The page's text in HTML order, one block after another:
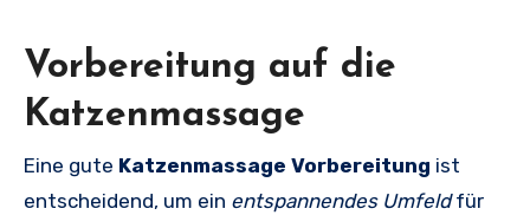
Vorbereitung auf die
Katzenmassage
Eine gute Katzenmassage Vorbereitung ist
entscheidend, um ein entspannendes Umfeldfür